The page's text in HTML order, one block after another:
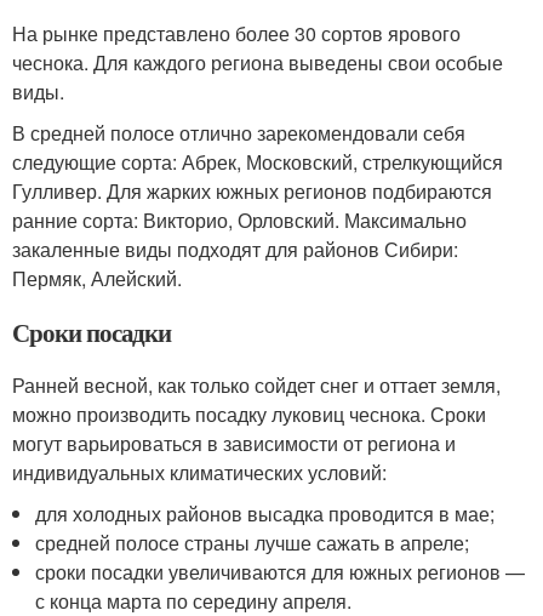
На рынке представлено более 30 сортов ярового
чеснока. Для каждого региона выведены свои особые
виды.
В средней полосе отлично зарекомендовали себя
следующие сорта: Абрек, Московский, стрелкующийся
Гулливер. Для жарких южных регионов подбираются
ранние сорта: Викторио, Орловский. Максимально
закаленные виды подходят для районов Сибири:
Пермяк, Алейский.
Сроки посадки
Ранней весной, как только сойдет снег и оттает земля,
можно производить посадку луковиц чеснока. Сроки
могут варьироваться в зависимости от региона и
индивидуальных климатических условий:
для холодных районов высадка проводится в мае;
средней полосе страны лучше сажать в апреле;
сроки посадки увеличиваются для южных регионов —
с конца марта по середину апреля.